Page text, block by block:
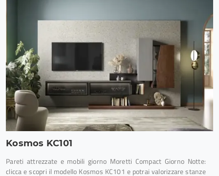
Kosmos KC101
Pareti attrezzate e mobili giorno Moretti Compact Giorno Notte:
clicca e scopri il modello Kosmos KC101 e potrai valorizzare stanze